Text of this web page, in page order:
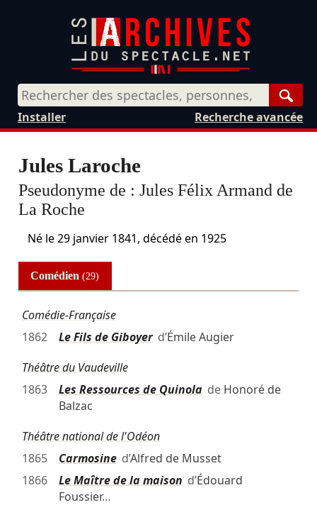
Recherche avancée
Installer
Jules Laroche
Pseudonyme de : Jules Félix Armand de
La Roche
Né le29 janvier 1841, décédé en 1925
Comédien(29)
Comédie-Française
1862
Le Fils de Giboyerd’Émile Augier
Théâtre du Vaudeville
1863
Les Ressources de Quinolade Honoré de
Balzac
Théâtre national de l'Odéon
1865
Carmosined’Alfred de Musset
1866
Le Maître de la maison d’Édouard
Foussier…